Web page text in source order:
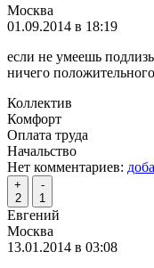
Москва
01.09.2014 в 18:19
если не умеешь
ничего
Коллектив
Комфорт
Оплата труда
Начальство
Нет комментариев:
+
2
-
1
Евгений
Москва
13.01.2014 в 03:08